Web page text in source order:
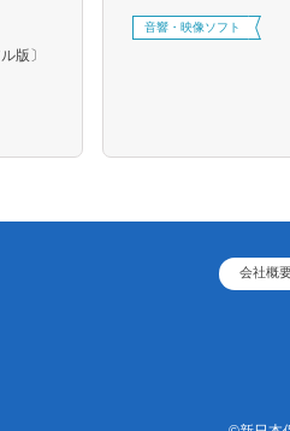
版〕
音響・映像ソフト
会社概